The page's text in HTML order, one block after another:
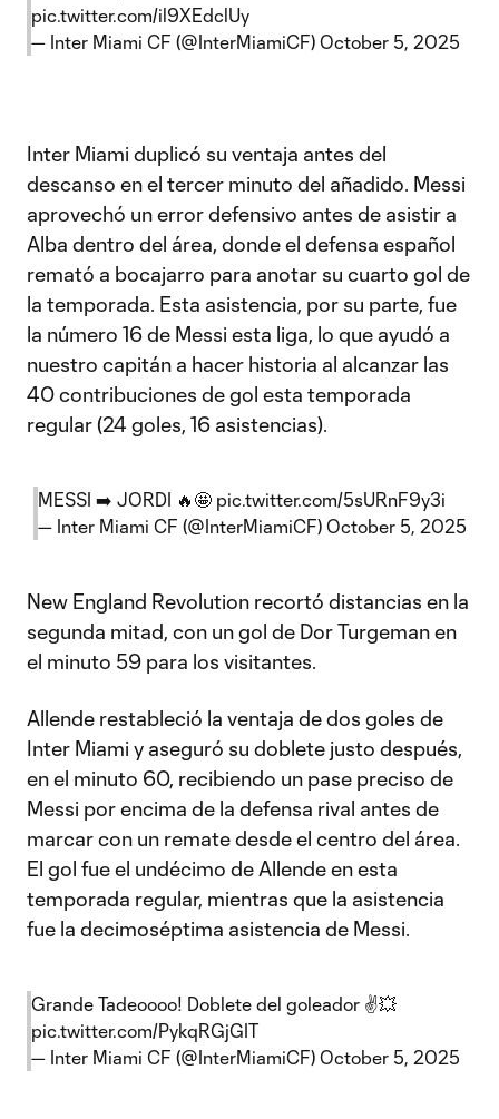
pic.twitter.com/il9XEdclUy
— Inter Miami CF (@InterMiamiCF) October 5, 2025
Inter Miami duplicó su ventaja antes del
descanso en el tercer minuto del añadido. Messi
aprovechó un error defensivo antes de asistir a
Alba dentro del área, donde el defensa español
remató a bocajarro para anotar su cuarto gol de
la temporada. Esta asistencia, por su parte, fue
la número 16 de Messi esta liga, lo que ayudó a
nuestro capitán a hacer historia al alcanzar las
40 contribuciones de gol esta temporada
regular (24 goles, 16 asistencias).
MESSI ➡️ JORDI 🔥🤩 pic.twitter.com/5sURnF9y3i
— Inter Miami CF (@InterMiamiCF) October 5, 2025
New England Revolution recortó distancias en la
segunda mitad, con un gol de Dor Turgeman en
el minuto 59 para los visitantes.
Allende restableció la ventaja de dos goles de
Inter Miami y aseguró su doblete justo después,
en el minuto 60, recibiendo un pase preciso de
Messi por encima de la defensa rival antes de
marcar con un remate desde el centro del área.
El gol fue el undécimo de Allende en esta
temporada regular, mientras que la asistencia
fue la decimoséptima asistencia de Messi.
Grande Tadeoooo! Doblete del goleador ✌️💥
pic.twitter.com/PykqRGjGIT
— Inter Miami CF (@InterMiamiCF) October 5, 2025